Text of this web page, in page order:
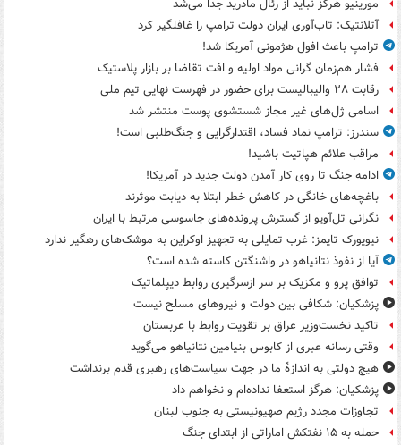
مورینیو هرگز نباید از رئال مادرید جدا می‌شد
آتلانتیک: تاب‌آوری ایران دولت ترامپ را غافلگیر کرد
ترامپ باعث افول هژمونی آمریکا شد!
فشار هم‌زمان گرانی مواد اولیه و افت تقاضا بر بازار پلاستیک
رقابت ۲۸ والیبالیست برای حضور در فهرست نهایی تیم ملی
اسامی ژل‌های غیر مجاز شستشوی پوست منتشر شد
سندرز: ترامپ نماد فساد، اقتدارگرایی و جنگ‌طلبی است!
مراقب علائم هپاتیت باشید!
ادامه جنگ تا روی کار آمدن دولت جدید در آمریکا!
باغچه‌های خانگی در کاهش خطر ابتلا به دیابت موثرند
نگرانی تل‌آویو از گسترش پرونده‌های جاسوسی مرتبط با ایران
نیویورک تایمز: غرب تمایلی به تجهیز اوکراین به موشک‌های رهگیر ندارد
آیا از نفوذ نتانیاهو در واشنگتن کاسته شده است؟
توافق پرو و مکزیک بر سر ازسرگیری روابط دیپلماتیک
پزشکیان: شکافی بین دولت و نیروهای مسلح نیست
تاکید نخست‌وزیر عراق بر تقویت روابط با عربستان
وقتی رسانه عبری از کابوس بنیامین نتانیاهو می‌گوید
هیچ دولتی به اندازۀ ما در جهت سیاست‌های رهبری قدم برنداشت
پزشکیان: هرگز استعفا نداده‌ام و نخواهم داد
تجاوزات مجدد رژیم صهیونیستی به جنوب لبنان
حمله به ۱۵ نفتکش‌ اماراتی از ابتدای جنگ